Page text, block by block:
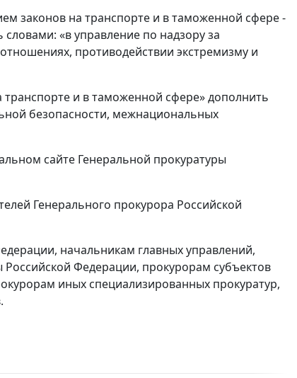
законов на транспорте и в таможенной сфере -
«в управление по надзору за
противодействии экстремизму и
транспорте и в таможенной сфере» дополнить
безопасности, межнациональных
сайте Генеральной прокуратуры
Генерального прокурора Российской
начальникам главных управлений,
Федерации, прокурорам субъектов
иных специализированных прокуратур,